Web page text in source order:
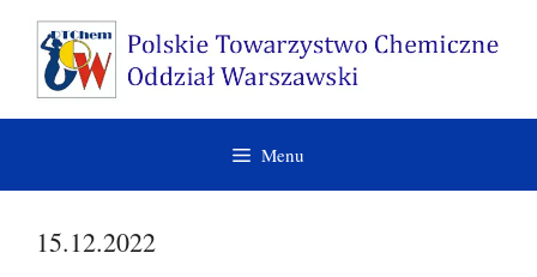
Przejdź
treści
Menu
15.12.2022